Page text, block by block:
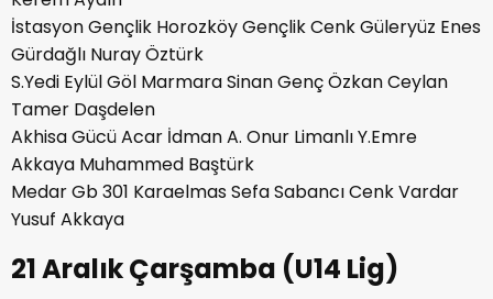
İstasyon Gençlik Horozköy Gençlik Cenk Güleryüz Enes
Gürdağlı Nuray Öztürk
S.Yedi Eylül Göl Marmara Sinan Genç Özkan Ceylan
Tamer Daşdelen
Akhisa Gücü Acar İdman A. Onur Limanlı Y.Emre
Akkaya Muhammed Baştürk
Medar Gb 301 Karaelmas Sefa Sabancı Cenk Vardar
Yusuf Akkaya
21 Aralık Çarşamba (U14 Lig)